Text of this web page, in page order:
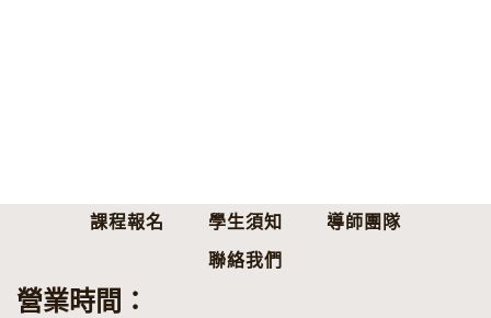
課程報名 學生須知
導師團隊
聯絡我們
營業時間：